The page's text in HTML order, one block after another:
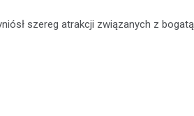
szereg atrakcji związanych z bogatą